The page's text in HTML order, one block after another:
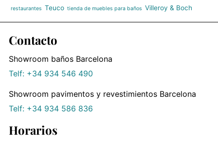
restaurantes Teuco tienda de muebles para baños Villeroy & Boch
Contacto
Showroom baños Barcelona
Telf: +34 934 546 490
Showroom pavimentos y revestimientos Barcelona
Telf: +34 934 586 836
Horarios